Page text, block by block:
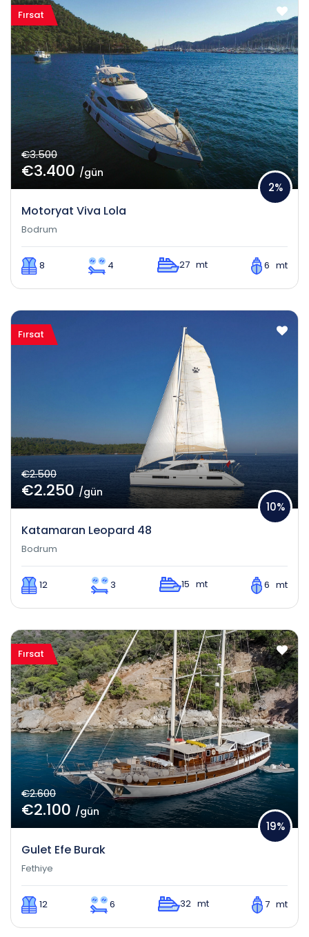
Fırsat
€3.500
€3.400 /gün
Motoryat Viva Lola
2%
Bodrum
8 4 27 mt 6 mt
Fırsat
€2.500
€2.250/gün
Katamaran Leopard 48
10%
Bodrum
12 3 15 mt 6 mt
Fırsat
€2.600
€2.100 /gün
Gulet Efe Burak
19%
Fethiye
12 6 32 mt 7 mt